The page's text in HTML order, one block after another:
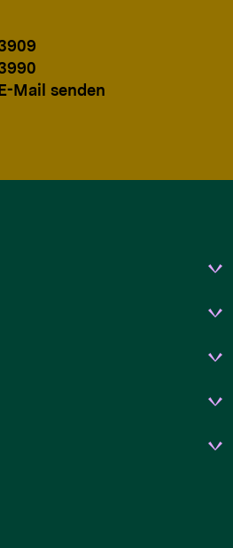
Mail senden